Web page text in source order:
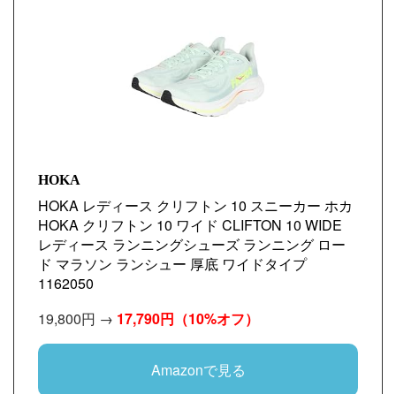
HOKA
HOKA レディース クリフトン 10 スニーカー ホカ
HOKA クリフトン 10 ワイド CLIFTON 10 WIDE
レディース ランニングシューズ ランニング ロー
ド マラソン ランシュー 厚底 ワイドタイプ
1162050
19,800円 → 17,790円 （10%オフ）
Amazonで見る